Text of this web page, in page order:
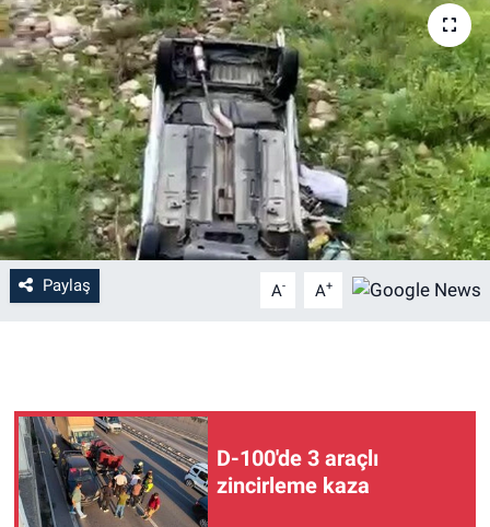
Paylaş A- A+
D-100'de 3 araçlı
zincirleme kaza